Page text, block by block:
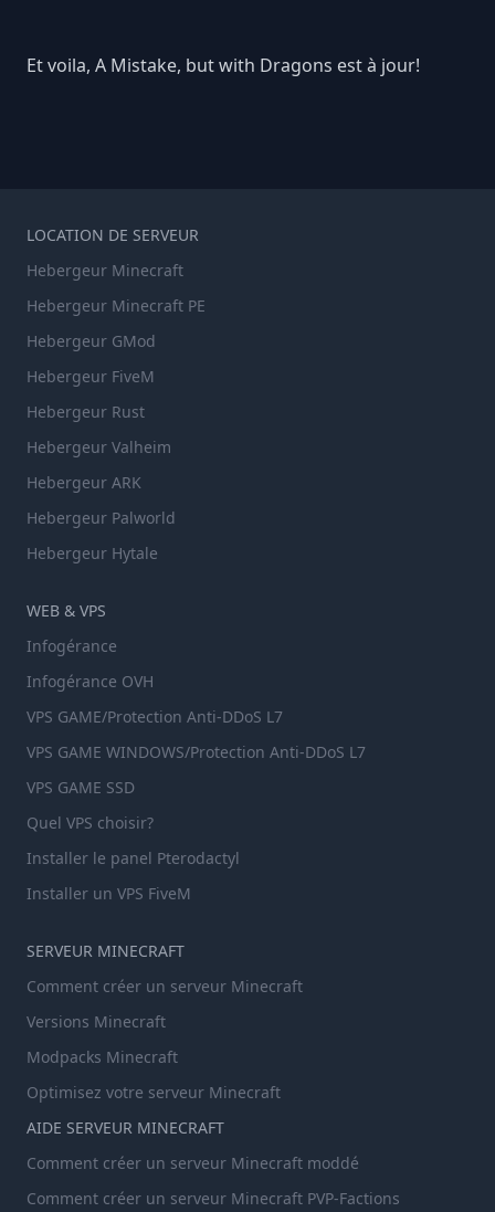
Et voila, A Mistake, but with Dragons est à jour!
LOCATION DE SERVEUR
Hebergeur Minecraft
Hebergeur Minecraft PE
Hebergeur GMod
Hebergeur FiveM
Hebergeur Rust
Hebergeur Valheim
Hebergeur ARK
Hebergeur Palworld
Hebergeur Hytale
WEB & VPS
Infogérance
Infogérance OVH
VPS GAME/Protection Anti-DDoS L7
VPS GAME WINDOWS/Protection Anti-DDoS L7
VPS GAME SSD
Quel VPS choisir?
Installer le panel Pterodactyl
Installer un VPS FiveM
SERVEUR MINECRAFT
Comment créer un serveur Minecraft
Versions Minecraft
Modpacks Minecraft
Optimisez votre serveur Minecraft
AIDE SERVEUR MINECRAFT
Comment créer un serveur Minecraft moddé
Comment créer un serveur Minecraft PVP-Factions